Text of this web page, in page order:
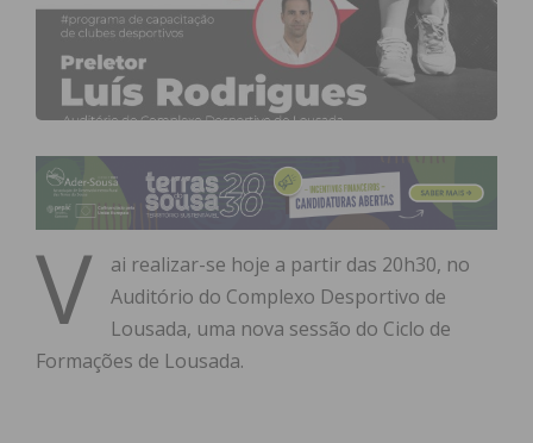
V
ai realizar-se hoje a partir das 20h30, no
Auditório do Complexo Desportivo de
Lousada, uma nova sessão do Ciclo de
Formações de Lousada.